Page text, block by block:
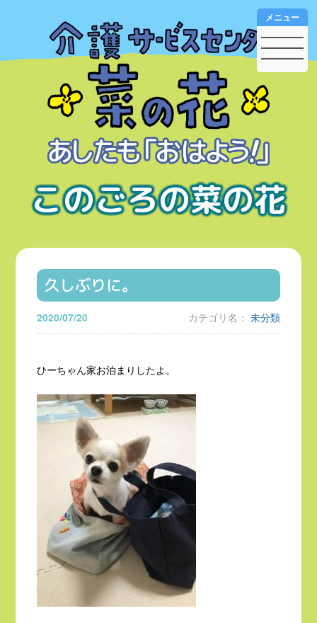
このごろの菜の花
メニュー
久しぶりに。
2020/07/20 カテゴリ名： 未分類
ひーちゃん家お泊まりしたよ。